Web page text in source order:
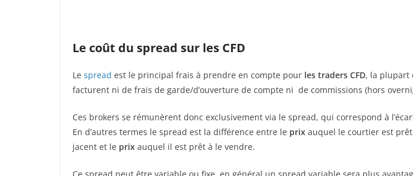
Le coût du spread sur les CFD
Le spread est le principal frais à prendre en compte pour les traders CFD, la plupart
facturent ni de frais de garde/d’ouverture de compte ni de commissions (hors
Ces brokers se rémunèrent donc exclusivement via le spread, qui correspond à
En d’autres termes le spread est la différence entre le prix auquel le courtier est prêt
jacent et le prix auquel il est prêt à le vendre.